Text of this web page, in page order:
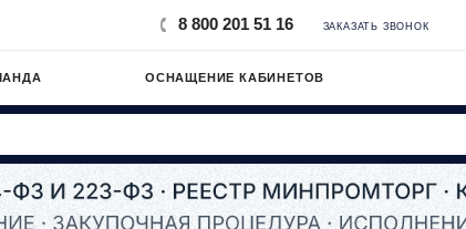
8 800 201 51 16 ЗАКАЗАТЬ ЗВОНОК
ОСНАЩЕНИЕ КАБИНЕТОВ